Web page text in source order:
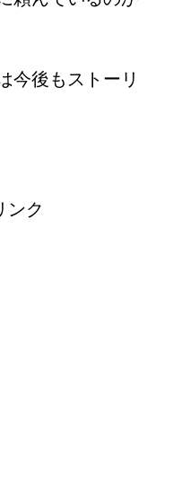
今後もストーリ
ンク